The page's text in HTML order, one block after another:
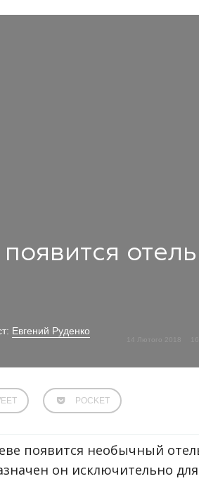
Евгений Руденко
14 Лютого 2018
POCKET
появится необычный
он исключительно